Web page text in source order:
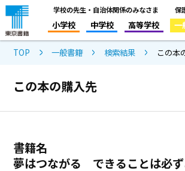
学校の先生・自治体関係のみなさま
小学校 中学校 高等学校
保
一
TOP 一般書籍 検索結果 この本
この本の購入先
書籍名
夢はつながる できることは必